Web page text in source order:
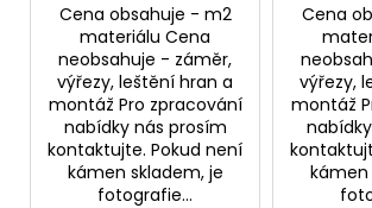
Cena obsahuje - m2
materiálu Cena
neobsahuje - záměr,
výřezy, leštění hran a
montáž Pro zpracování
nabídky nás prosím
kontaktujte. Pokud není
kámen skladem, je
fotografie...
Cena
výřezy,
montáž
kámen